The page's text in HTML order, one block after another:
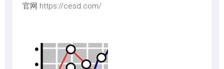
官网 https://cesd.com/